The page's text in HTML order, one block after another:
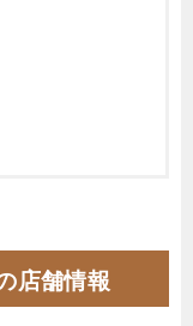
店舗情報